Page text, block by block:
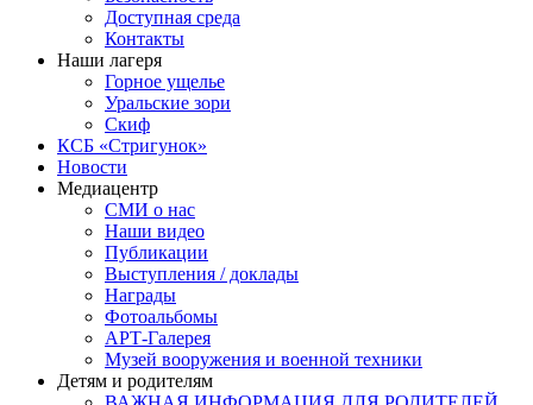
Доступная среда
Контакты
Наши лагеря
Горное ущелье
Уральские зори
Скиф
КСБ «Стригунок»
Новости
Медиацентр
СМИ о нас
Наши видео
Публикации
Выступления / доклады
Награды
Фотоальбомы
АРТ-Галерея
Музей вооружения и военной техники
Детям и родителям